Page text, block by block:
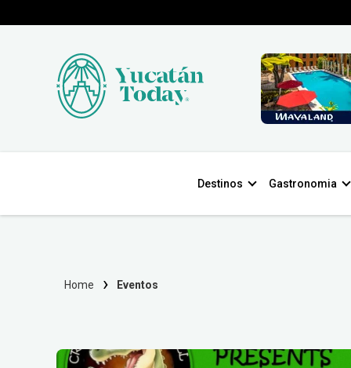
Destinos Gastronomia
Home Eventos